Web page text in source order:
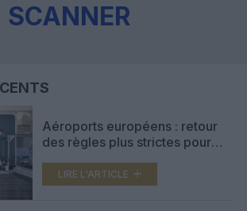
SCANNER
Aéroports européens : retour
des règles plus strictes pour
mainLIRE L'ARTICLE